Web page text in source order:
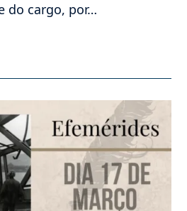
do cargo, por…